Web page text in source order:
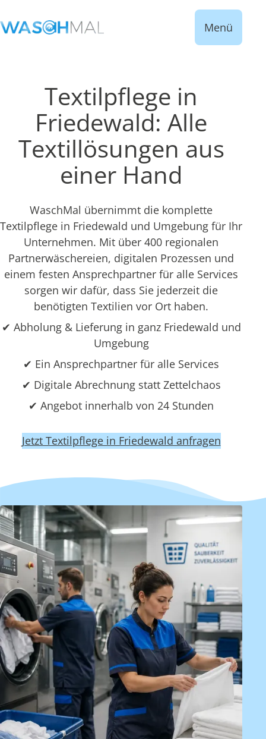
Menü
Textilpflege in
Friedewald: Alle
Textillösungen aus
einer Hand
WaschMal übernimmt die komplette
Textilpflege in Friedewald und Umgebung für Ihr
Unternehmen. Mit über 400 regionalen
Partnerwäschereien, digitalen Prozessen und
einem festen Ansprechpartner für alle Services
sorgen wir dafür, dass Sie jederzeit die
benötigten Textilien vor Ort haben.
✔ Abholung & Lieferung in ganz Friedewald und
Umgebung
✔ Ein Ansprechpartner für alle Services
✔ Digitale Abrechnung statt Zettelchaos
✔ Angebot innerhalb von 24 Stunden
Jetzt Textilpflege in Friedewald anfragen